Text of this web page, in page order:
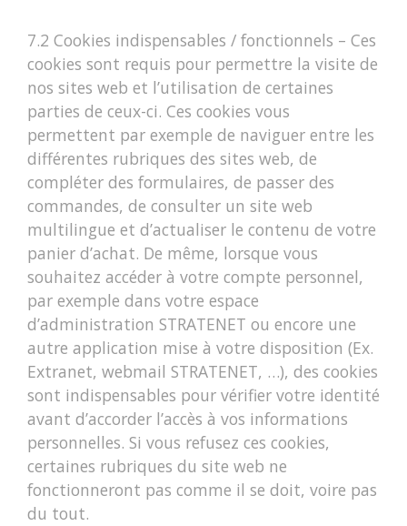
7.2 Cookies indispensables / fonctionnels – Ces
cookies sont requis pour permettre la visite de
nos sites web et l’utilisation de certaines
parties de ceux-ci. Ces cookies vous
permettent par exemple de naviguer entre les
différentes rubriques des sites web, de
compléter des formulaires, de passer des
commandes, de consulter un site web
multilingue et d’actualiser le contenu de votre
panier d’achat. De même, lorsque vous
souhaitez accéder à votre compte personnel,
par exemple dans votre espace
d’administration STRATENET ou encore une
autre application mise à votre disposition (Ex.
Extranet, webmail STRATENET, …), des cookies
sont indispensables pour vérifier votre identité
avant d’accorder l’accès à vos informations
personnelles. Si vous refusez ces cookies,
certaines rubriques du site web ne
fonctionneront pas comme il se doit, voire pas
du tout.